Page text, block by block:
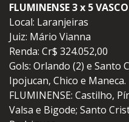
FLUMINENSE 3 x 5
Local: Laranjeiras
Juiz: Mário Vianna
Renda: Cr$ 324.052,00
Gols: Orlando (2) e Santo
Ipojucan, Chico e Maneca.
FLUMINENSE: Castilho,
Valsa e Bigode; Santo